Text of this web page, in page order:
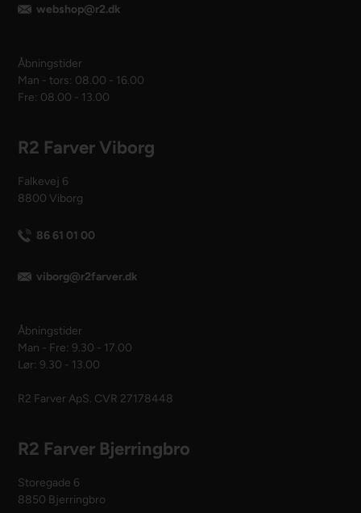
webshop@r2.dk
Åbningstider
Man - tors: 08.00 - 16.00
Fre: 08.00 - 13.00
R2 Farver Viborg
Falkevej 6
8800 Viborg
86 61 01 00
viborg@r2farver.dk
Åbningstider
Man - Fre: 9.30 - 17.00
Lør: 9.30 - 13.00
R2 Farver ApS. CVR 27178448
R2 Farver Bjerringbro
Storegade 6
8850 Bjerringbro